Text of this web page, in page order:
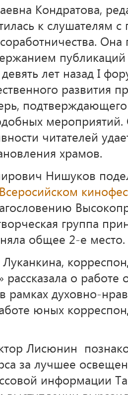
Кондратова,
к слушателям
Она
лет назад I
развития
мероприятий.
читателей
храмов.
Нишуков
группа
общее 2-е место.
рассказала о
рамках духовно-
юных
Лисюнин
за лучшее
информации